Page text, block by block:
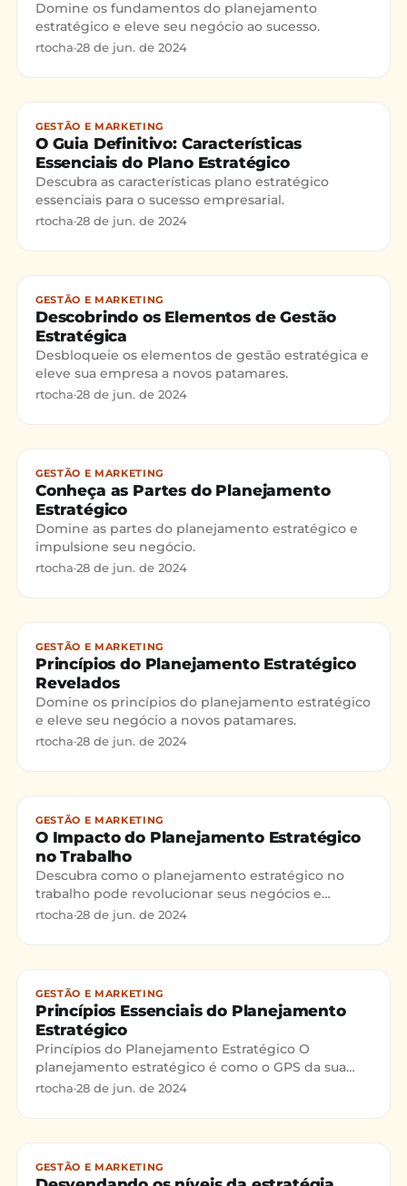
Domine os fundamentos do planejamento
estratégico e eleve seu negócio ao sucesso.
rtocha·28 de jun. de 2024
GESTÃO E MARKETING
O Guia Definitivo: Características
Essenciais do Plano Estratégico
Descubra as características plano estratégico
essenciais para o sucesso empresarial.
rtocha·28 de jun. de 2024
GESTÃO E MARKETING
Descobrindo os Elementos de Gestão
Estratégica
Desbloqueie os elementos de gestão estratégica e
eleve sua empresa a novos patamares.
rtocha·28 de jun. de 2024
GESTÃO E MARKETING
Conheça as Partes do Planejamento
Estratégico
Domine as partes do planejamento estratégico e
impulsione seu negócio.
rtocha·28 de jun. de 2024
GESTÃO E MARKETING
Princípios do Planejamento Estratégico
Revelados
Domine os princípios do planejamento estratégico
e eleve seu negócio a novos patamares.
rtocha·28 de jun. de 2024
GESTÃO E MARKETING
O Impacto do Planejamento Estratégico
no Trabalho
Descubra como o planejamento estratégico no
trabalho pode revolucionar seus negócios e
resultados.
rtocha·28 de jun. de 2024
GESTÃO E MARKETING
Princípios Essenciais do Planejamento
Estratégico
Princípios do Planejamento Estratégico O
planejamento estratégico é como o GPS da sua
empresa, guiando-a para o sucesso e a
rtocha·28 de jun. de 2024
GESTÃO E MARKETING